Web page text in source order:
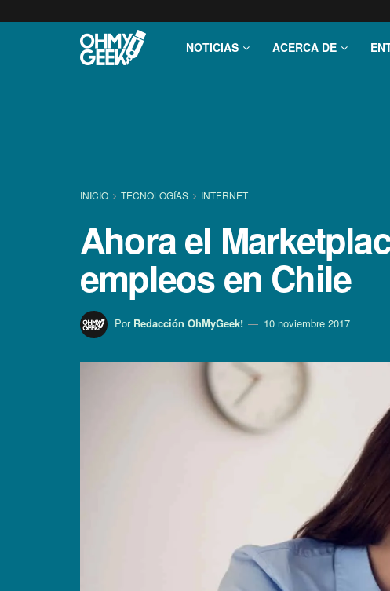
NOTICIAS ACERCA DE
INICIO TECNOLOGÍ­AS INTERNET
Ahora el
empleos en Chile
Por Redacción OhMyGeek! 10 noviembre 2017